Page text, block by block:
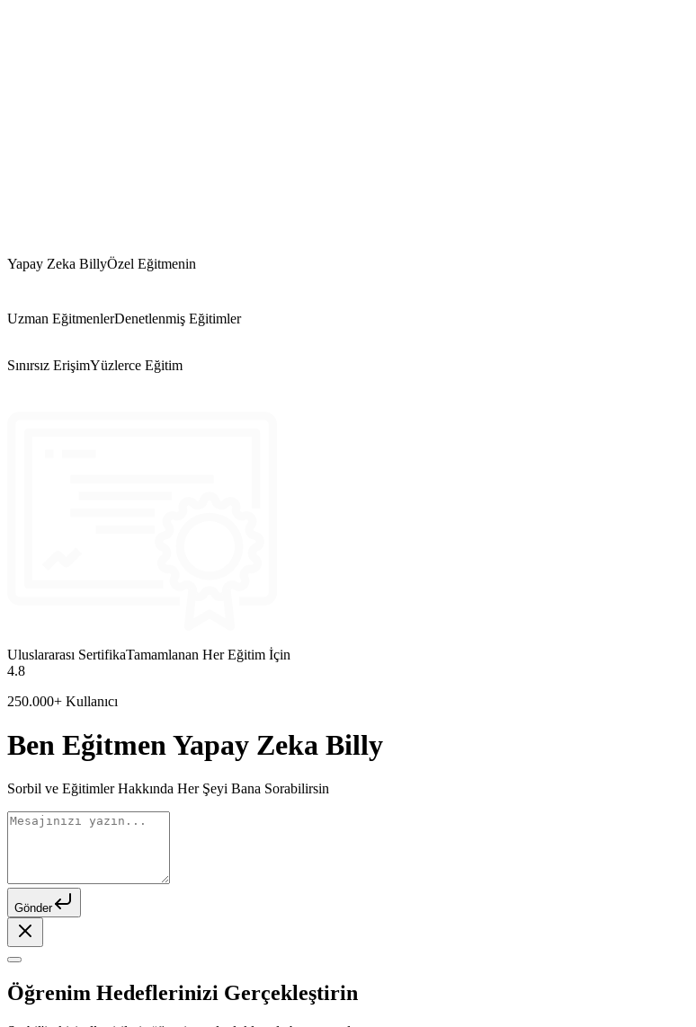
Yapay Zeka BillyÖzel Eğitmenin
Uzman EğitmenlerDenetlenmiş Eğitimler
Sınırsız ErişimYüzlerce Eğitim
Uluslararası SertifikaTamamlanan Her Eğitim İçin
4.8
250.000+ Kullanıcı
Ben Eğitmen Yapay Zeka Billy
Sorbil ve Eğitimler Hakkında Her Şeyi Bana Sorabilirsin
Gönder
Öğrenim Hedeflerinizi Gerçekleştirin